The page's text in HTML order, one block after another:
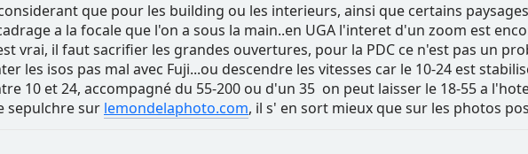
que pour les building ou les interieurs, ainsi que certains
a la focale que l'on a sous la main..en UGA l'interet d'un zoom est
vrai, il faut sacrifier les grandes ouvertures, pour la PDC ce n'est pas un
les isos pas mal avec Fuji...ou descendre les vitesses car le 10-24 est
10 et 24, accompagné du 55-200 ou d'un 35 on peut laisser le 18-55 a
sepulchre sur lemondelaphoto.com, il s' en sort mieux que sur les photos